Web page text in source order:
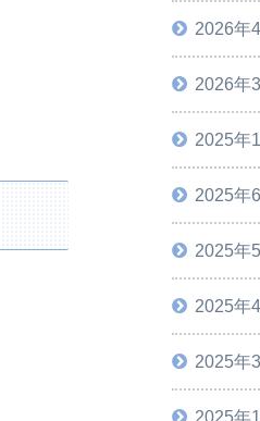
2026年
2026年
2025年
2025年
2025年
2025年
2025年
2025年